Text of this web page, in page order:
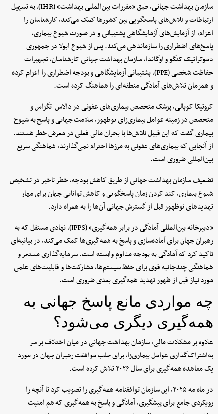
سازمان بهداشت جهانی، طبق «مقررات بین‌المللی بهداشت» (IHR)، به تسهیل
ارتباطات و تلاش‌های پاسخگویی بین کشورها کمک می‌کند، کارشناسان را
اعزام، از آزمایش‌های آزمایشگاهی پشتیبانی و در صورت شیوع بیماری،
پاسخ‌های اضطراری را سازماندهی می‌کند. پس از شیوع ابولا در جمهوری
دموکراتیک کنگو و اوگاندا، سازمان بهداشت جهانی کارشناسان، تجهیزات
حفاظت شخصی (PPE)، پشتیبانی آزمایشگاهی و بودجه اضطراری را اعزام کرده
و همزمان تلاش‌های آمادگی منطقه‌ای را هماهنگ کرده است.
کروتیکا کوپالی، پزشک متخصص بیماری‌های عفونی در دالاس، تگزاس و
متخصص در زمینه عوامل بیماری‌زای نوظهور، سلامت جهانی و پاسخ به شیوع
بیماری گفت که این قبیل تلاش‌ها با بحران مالی فعلی در معرض خطر هستند.
از آنجایی که بیماری‌های عفونی به مرزها احترام نمی‌گذارند، هماهنگی سریع
بین‌المللی ضروری است.
تضعیف سازمان بهداشت جهانی از طریق کاهش بودجه، خطر تاخیر در تشخیص
شیوع بیماری، کند کردن زمان پاسخگویی و کاهش توانایی جهان برای مهار
تهدیدهای نوظهور قبل از گسترش جهانی آن‌ها را به همراه دارد.
«دبیرخانه بین‌المللی آمادگی در برابر همه‌گیری» (IPPS)، نهادی مستقل که به
رهبران جهان برای آماده‌سازی و پاسخ به همه‌گیری‌ها کمک می‌کند، در بیانیه‌ای
تاکید کرد که آمادگی به بودجه مداوم وابسته است. سرمایه‌گذاری مستمر و
هماهنگی چندجانبه قوی برای حفظ سیستم‌ها، مشارکت‌ها و قابلیت‌های علمی
مورد نیاز قبل از ظهور تهدید همه‌گیری بعدی ضروری است.
چه مواردی مانع پاسخ جهانی به
همه‌گیری دیگری می‌شود؟
علاوه بر مشکلات مالی، سازمان بهداشت جهانی در میان اختلاف بر سر
به‌اشتراک‌گذاری عوامل بیماری‌زا، برای جلب موافقت رهبران جهان در مورد
یک معاهده همه‌گیری برای سال ۲۰۲۶ تلاش کرده است.
در ماه مه ۲۰۲۵، این سازمان توافقنامه همه‌گیری را تصویب کرد تا آنچه را
رویکردی جامع برای پیشگیری، آمادگی و پاسخ به همه‌گیری که هم امنیت